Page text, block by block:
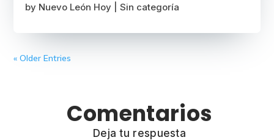
by Nuevo León Hoy |Sin categoría
« Older Entries
Comentarios
Deja tu respuesta